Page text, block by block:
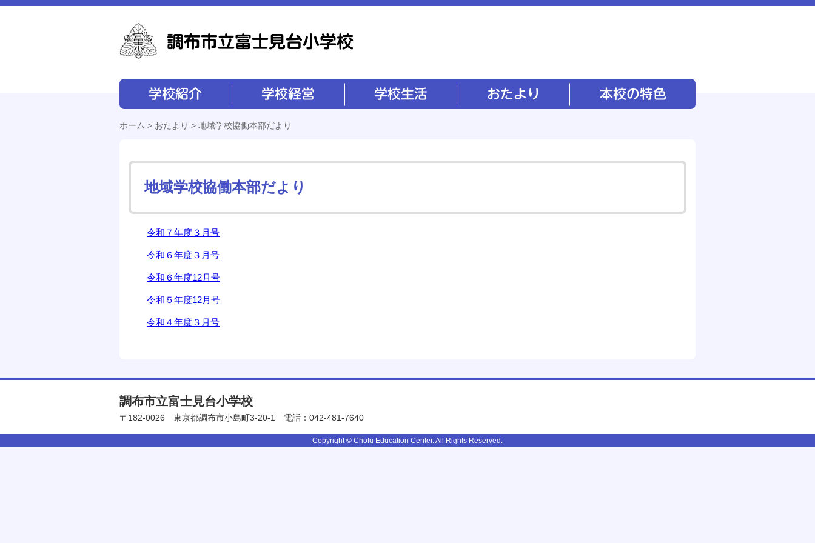
ホーム > おたより > 地域学校協働本部だより
地域学校協働本部だより
令和７年度３月号
令和６年度３月号
令和６年度12月号
令和５年度12月号
令和４年度３月号
調布市立富士見台小学校
〒182-0026 東京都調布市小島町3-20-1 電話：042-481-7640
Copyright © Chofu Education Center. All Rights Reserved.